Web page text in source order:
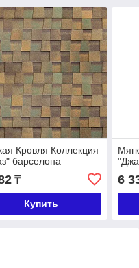
Кровля Коллекция
барселона
₸
Купить
6